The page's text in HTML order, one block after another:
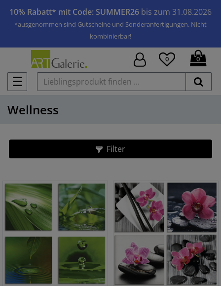
10% Rabatt* mit Code: SUMMER26 bis zum 31.08.2026
*ausgenommen sind Gutscheine und Sonderanfertigungen. Nicht
kombinierbar!
☰
0 0
Wellness
Filter